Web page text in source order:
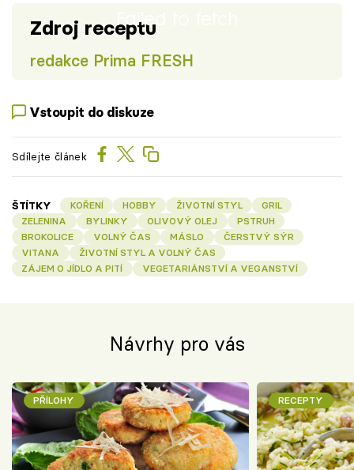
Failed to fetch
Zdroj receptu
redakce Prima FRESH
Vstoupit do diskuze
Sdílejte článek
ŠTÍTKY KOŘENÍ HOBBY ŽIVOTNÍ STYL
GRIL
ZELENINA
BYLINKY OLIVOVÝ OLEJ
PSTRUH
BROKOLICE
VOLNÝ ČAS MÁSLO
ČERSTVÝ SÝR
VITANA
ŽIVOTNÍ STYL A VOLNÝ ČAS
ZÁJEM O JÍDLO A PITÍ
VEGETARIÁNSTVÍ A VEGANSTVÍ
Návrhy pro vás
PŘÍLOHY RECEPTY